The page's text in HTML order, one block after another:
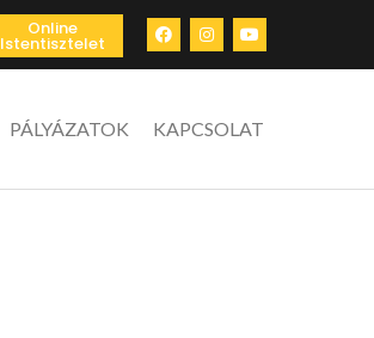
Online
Istentisztelet
PÁLYÁZATOK KAPCSOLAT